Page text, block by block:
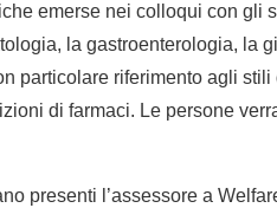
emerse nei colloqui con gli
la gastroenterologia, la
particolare riferimento agli
di farmaci. Le persone
presenti l’assessore a